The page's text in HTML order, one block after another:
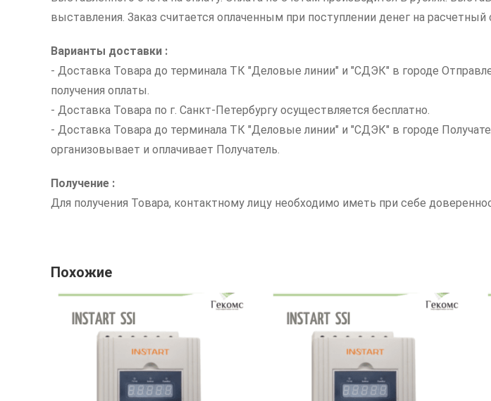
выставления. Заказ считается оплаченным при поступлении денег на расчетный
Варианты доставки :
- Доставка Товара до терминала ТК "Деловые линии" и "СДЭК" в городе
получения оплаты.
- Доставка Товара по г. Санкт-Петербургу осуществляется бесплатно.
- Доставка Товара до терминала ТК "Деловые линии" и "СДЭК" в городе
организовывает и оплачивает Получатель.
Получение :
Для получения Товара, контактному лицу необходимо иметь при себе
Похожие